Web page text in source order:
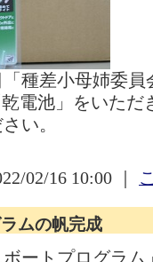
種差小母姉委
乾電池」をいた
い。
02/16 10:00 ｜
ムの帆完成
ートプログラム